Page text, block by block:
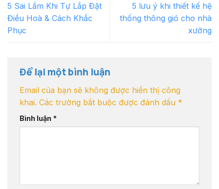
5 Sai Lầm Khi Tự Lắp Đặt
Điều Hoà & Cách Khắc
Phục
5 lưu ý khi thiết kế hệ
thống thông gió cho nhà
xưởng
Để lại một bình luận
Email của bạn sẽ không được hiển thị công
khai. Các trường bắt buộc được đánh dấu *
Bình luận *